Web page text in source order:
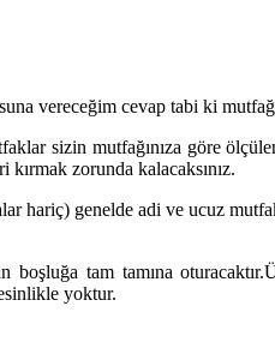
vereceğim cevap tabi ki
sizin mutfağınıza göre
zorunda kalacaksınız.
hariç) genelde adi ve ucuz
tam tamına
yoktur.